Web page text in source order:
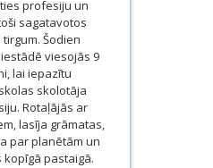
profesiju un
sagatavotos
Šodien
viesojās 9
lai iepazītu
skolotāja
Rotaļājās ar
lasīja grāmatas,
par planētām un
kopīgā pastaigā.